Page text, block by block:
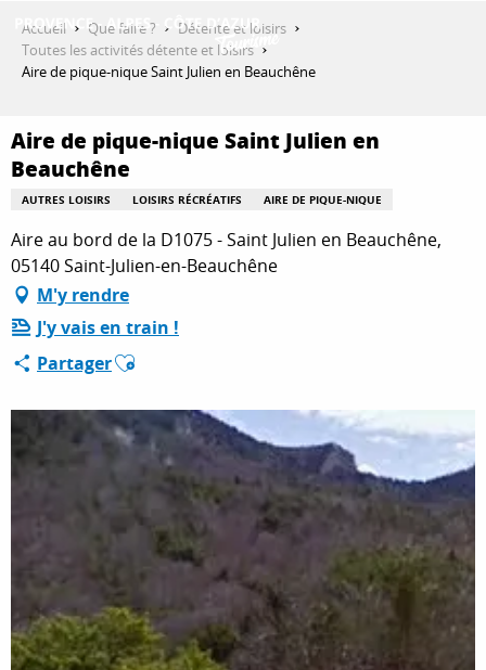
contenu
QUE FAIRE ?
SÉJOURNER
ESPACE PRO
Accueil Que faire ?
Détente et loisirs
Toutes les activités détente et loisirs
Aire de pique-nique Saint Julien en Beauchêne
Aire de pique-nique Saint Julien en
Beauchêne
AUTRES LOISIRS LOISIRS RÉCRÉATIFS AIRE DE PIQUE-NIQUE
Aire au bord de la D1075 - Saint Julien en Beauchêne,
05140 Saint-Julien-en-Beauchêne
M'y rendre
J'y vais en train !
PartagerAjouter aux favoris